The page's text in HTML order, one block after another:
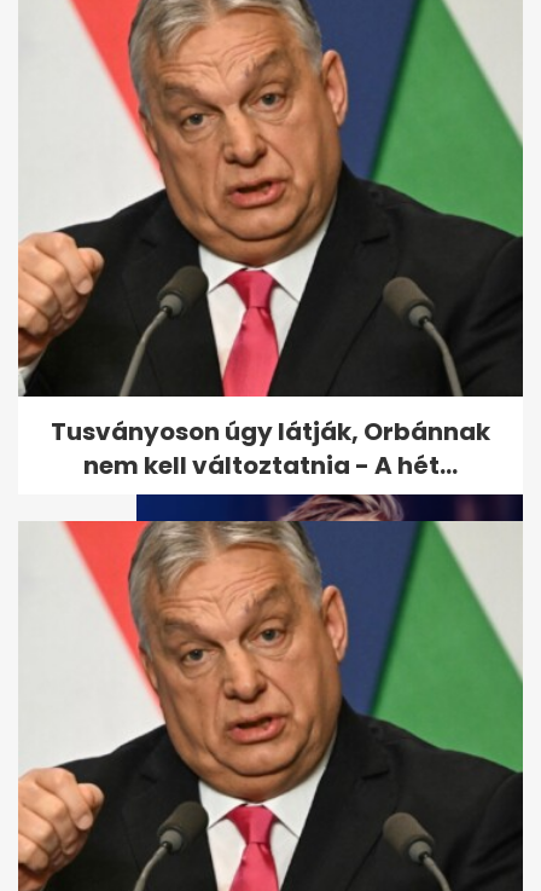
Tarr Zoltán: zajlik a közmédia
átvilágítása, jön a nyilvános...
Vitézy: 65 ezres jegyeladás
Balázs DJ-szettjére, mint
Puskás...
Tusványoson úgy látják, Orbánnak
nem kell változtatnia - A hét...